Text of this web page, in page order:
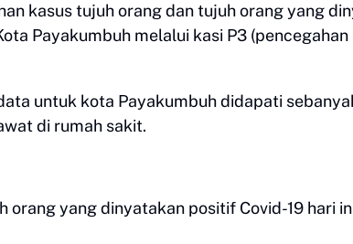
kasus tujuh orang dan tujuh orang yang
Payakumbuh melalui kasi P3
untuk kota Payakumbuh didapati
di rumah sakit.
yang dinyatakan positif Covid-19 hari